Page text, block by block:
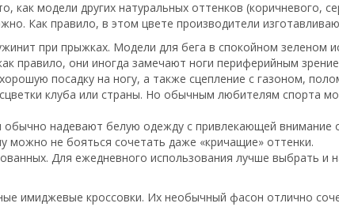
модели других натуральных оттенков (коричневого,
Как правило, в этом цвете производители
при прыжках. Модели для бега в спокойном зеленом
правило, они иногда замечают ноги периферийным
посадку на ногу, а также сцепление с газоном,
клуба или страны. Но обычным любителям спорта
обычно надевают белую одежду с привлекающей
можно не бояться сочетать даже «кричащие» оттенки.
Для ежедневного использования лучше выбрать и
имиджевые кроссовки. Их необычный фасон отлично